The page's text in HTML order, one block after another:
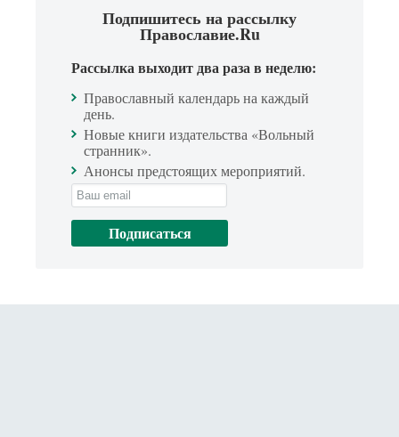
Подпишитесь на рассылку
Православие.Ru
Рассылка выходит два раза в неделю:
Православный календарь на каждый
день.
Новые книги издательства «Вольный
странник».
Анонсы предстоящих мероприятий.